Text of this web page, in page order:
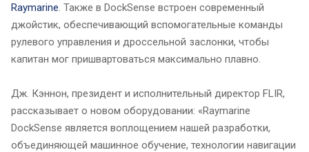
Raymarine. Также в DockSense встроен современный
джойстик, обеспечивающий вспомогательные команды
рулевого управления и дроссельной заслонки, чтобы
капитан мог пришвартоваться максимально плавно.
Дж. Кэннон, президент и исполнительный директор FLIR,
рассказывает о новом оборудовании: «Raymarine
DockSense является воплощением нашей разработки,
объединяющей машинное обучение, технологии навигации